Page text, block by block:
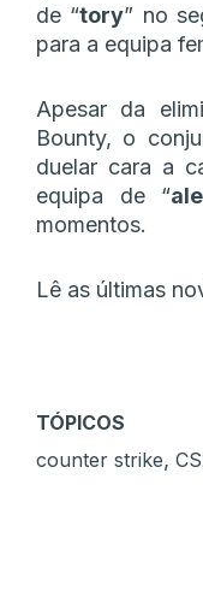
de “tory” no
para a equipa
Apesar da
Bounty, o
duelar cara a
equipa de “
momentos.
Lê as últimas
TÓPICOS
counter strike,